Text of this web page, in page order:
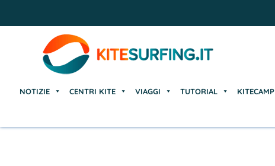
NOTIZIE CENTRI KITE VIAGGI TUTORIAL KITECAMP